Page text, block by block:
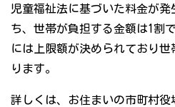
児童福祉法に基づいた料金が発
ち、世帯が負担する金額は1割
には上限額が決められており
ります。
詳しくは、お住まいの市町村